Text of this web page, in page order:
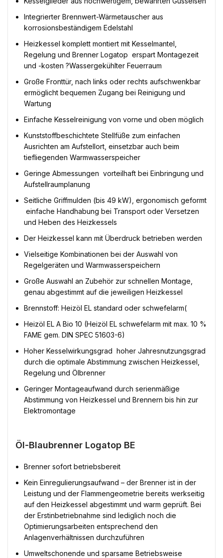
Integrierter Brennwert-Wärmetauscher aus
korrosionsbeständigem Edelstahl
Heizkessel komplett montiert mit Kesselmantel,
Regelung und Brenner Logatop  erspart Montagezeit
und -kosten ?Wassergekühlter Feuerraum
Große Fronttür, nach links oder rechts aufschwenkbar 
ermöglicht bequemen Zugang bei Reinigung und
Wartung
Einfache Kesselreinigung von vorne und oben möglich
Kunststoffbeschichtete Stellfüße zum einfachen
Ausrichten am Aufstellort, einsetzbar auch beim
tiefliegenden Warmwasserspeicher
Geringe Abmessungen  vorteilhaft bei Einbringung und
Aufstellraumplanung
Seitliche Griffmulden (bis 49 kW), ergonomisch geformt
 einfache Handhabung bei Transport oder Versetzen
und Heben des Heizkessels
Der Heizkessel kann mit Überdruck betrieben werden
Vielseitige Kombinationen bei der Auswahl von
Regelgeräten und Warmwasserspeichern
Große Auswahl an Zubehör zur schnellen Montage,
genau abgestimmt auf die jeweiligen Heizkessel
Brennstoff: Heizöl EL standard oder schwefelarm(
Heizöl EL A Bio 10 (Heizöl EL schwefelarm mit max. 10 %
FAME gem. DIN SPEC 51603-6)
Hoher Kesselwirkungsgrad  hoher Jahresnutzungsgrad 
durch die optimale Abstimmung zwischen Heizkessel,
Regelung und Ölbrenner
Geringer Montageaufwand durch serienmäßige
Abstimmung von Heizkessel und Brennern bis hin zur
Elektromontage
Öl-Blaubrenner Logatop BE
Brenner sofort betriebsbereit
Kein Einregulierungsaufwand – der Brenner ist in der
Leistung und der Flammengeometrie bereits werkseitig
auf den Heizkessel abgestimmt und warm geprüft. Bei
der Erstinbetriebnahme sind lediglich noch die
Optimierungsarbeiten entsprechend den
Anlagenverhältnissen durchzuführen
Umweltschonende und sparsame Betriebsweise